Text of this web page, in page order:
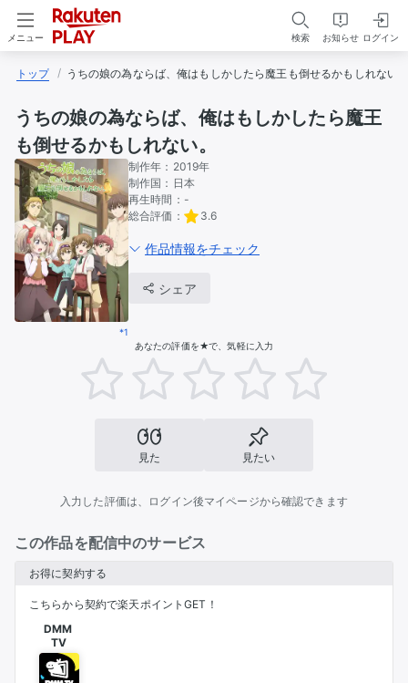
メニュー 検索 お知らせ ログイン
トップ うちの娘の為ならば、俺はもしかしたら魔王も倒せるかもしれない
うちの娘の為ならば、俺はもしかしたら魔王
も倒せるかもしれない。
*1
制作年： 2019年
制作国： 日本
再生時間： -
総合評価：
3.6
作品情報をチェック
シェア
あなたの評価を★で、気軽に入力
見た 見たい
入力した評価は、ログイン後マイページから確認できます
この作品を配信中のサービス
お得に契約する
こちらから契約で楽天ポイントGET！
DMM
TV